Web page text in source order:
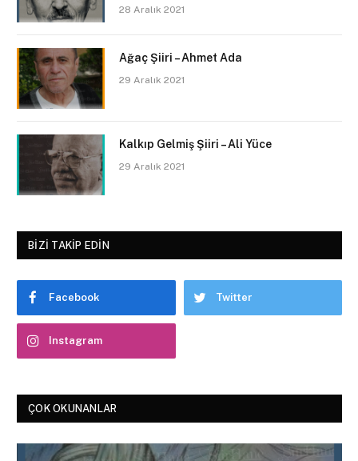
28 Aralık 2021
Ağaç Şiiri – Ahmet Ada
29 Aralık 2021
Kalkıp Gelmiş Şiiri – Ali Yüce
29 Aralık 2021
BIZI TAKIP EDIN
Facebook Twitter
Instagram
ÇOK OKUNANLAR